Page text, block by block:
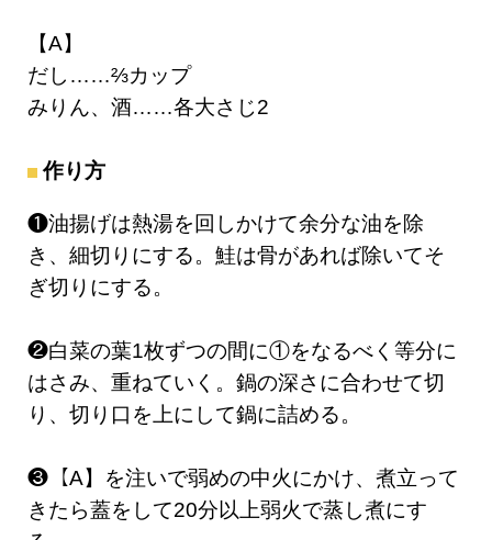
【A】
だし……⅔カップ
みりん、酒……各大さじ2
作り方
❶油揚げは熱湯を回しかけて余分な油を除
き、細切りにする。鮭は骨があれば除いてそ
ぎ切りにする。
❷白菜の葉1枚ずつの間に①をなるべく等分に
はさみ、重ねていく。鍋の深さに合わせて切
り、切り口を上にして鍋に詰める。
❸【A】を注いで弱めの中火にかけ、煮立って
きたら蓋をして20分以上弱火で蒸し煮にす